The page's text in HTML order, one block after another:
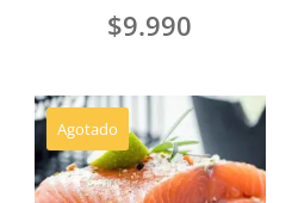
$9.990
Agotado